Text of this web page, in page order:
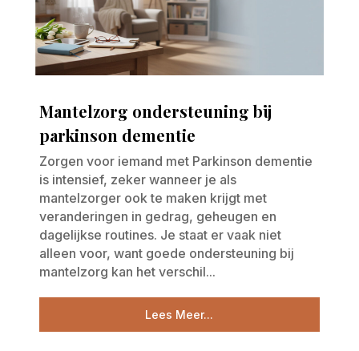
Mantelzorg ondersteuning bij
parkinson dementie
Zorgen voor iemand met Parkinson dementie
is intensief, zeker wanneer je als
mantelzorger ook te maken krijgt met
veranderingen in gedrag, geheugen en
dagelijkse routines. Je staat er vaak niet
alleen voor, want goede ondersteuning bij
mantelzorg kan het verschil...
Lees Meer...